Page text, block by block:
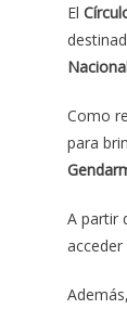
El
Como
para
A partir